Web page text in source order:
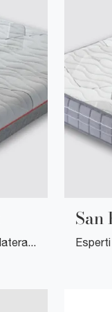
Scopri nel nostro showroom i Materassi matrimoniali: il modello Fonteverde Resistex in memory foam ti aspetta per garantirti il relax totale.
San